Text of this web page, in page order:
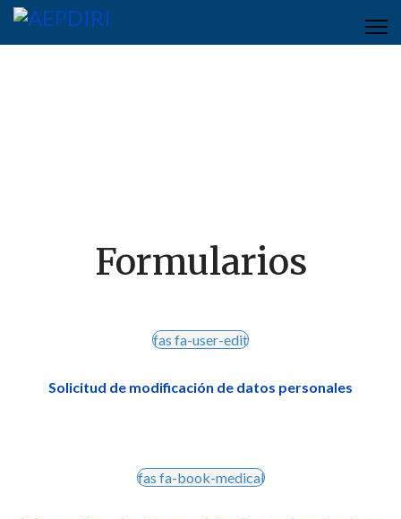
Formularios
fas fa-user-edit
Solicitud de modificación de datos personales
fas fa-book-medical